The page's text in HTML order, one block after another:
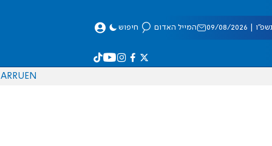
08/2026 המייל האדום חיפוש
EN
RU
AR